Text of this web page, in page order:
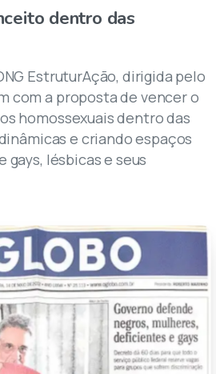
dentro das
EstruturAção, dirigida pelo
com a proposta de vencer o
homossexuais dentro das
e criando espaços
lésbicas e seus